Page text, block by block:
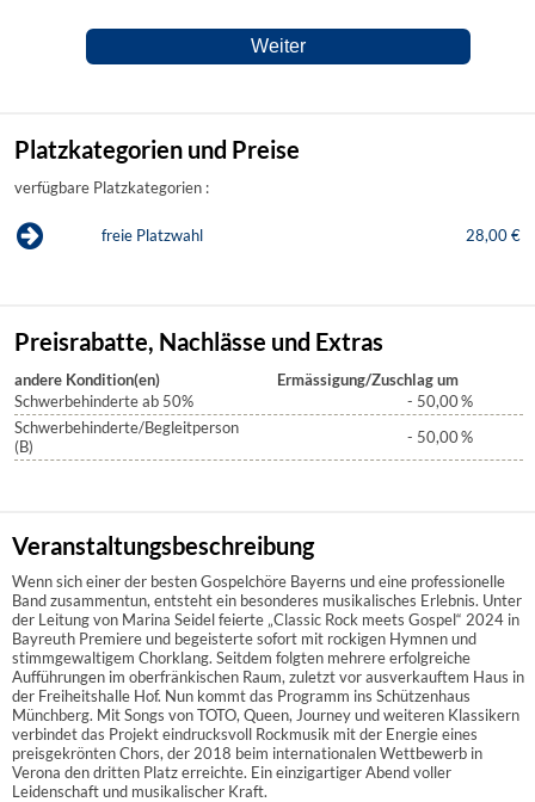
Platzkategorien und Preise
verfügbare Platzkategorien :
freie Platzwahl 28,00 €
Preisrabatte, Nachlässe und Extras
andere Kondition(en)
Ermässigung/Zuschlag um
Schwerbehinderte ab 50%
- 50,00%
Schwerbehinderte/Begleitperson
(B)
- 50,00%
Veranstaltungsbeschreibung
Wenn sich einer der besten Gospelchöre Bayerns und eine professionelle
Band zusammentun, entsteht ein besonderes musikalisches Erlebnis. Unter
der Leitung von Marina Seidel feierte „Classic Rock meets Gospel“ 2024 in
Bayreuth Premiere und begeisterte sofort mit rockigen Hymnen und
stimmgewaltigem Chorklang. Seitdem folgten mehrere erfolgreiche
Aufführungen im oberfränkischen Raum, zuletzt vor ausverkauftem Haus in
der Freiheitshalle Hof. Nun kommt das Programm ins Schützenhaus
Münchberg. Mit Songs von TOTO, Queen, Journey und weiteren Klassikern
verbindet das Projekt eindrucksvoll Rockmusik mit der Energie eines
preisgekrönten Chors, der 2018 beim internationalen Wettbewerb in
Verona den dritten Platz erreichte. Ein einzigartiger Abend voller
Leidenschaft und musikalischer Kraft.